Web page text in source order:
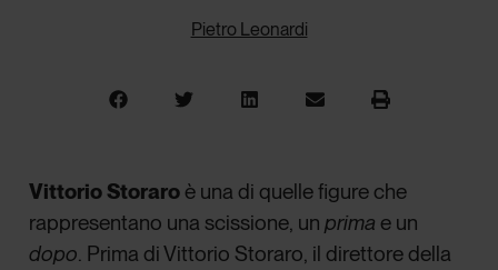
Pietro Leonardi
Vittorio Storaro è una di quelle figure che
rappresentano una scissione, unprima e un
dopo. Prima di Vittorio Storaro, il direttore della